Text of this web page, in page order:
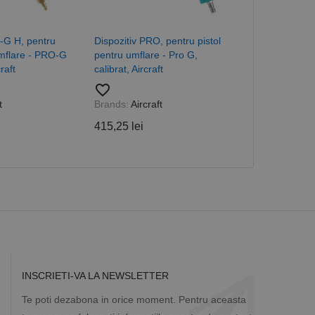
G H, pentru
- PRO-G
Dispozitiv PRO, pentru pistol
pentru umflare - Pro G,
calibrat, Aircraft
favorite_border
Brands: Aircraft
415,25 lei
INSCRIETI-VA LA NEWSLETTER
Te poti dezabona in orice moment. Pentru aceasta
este un
ului, dar un bun
utilizator între